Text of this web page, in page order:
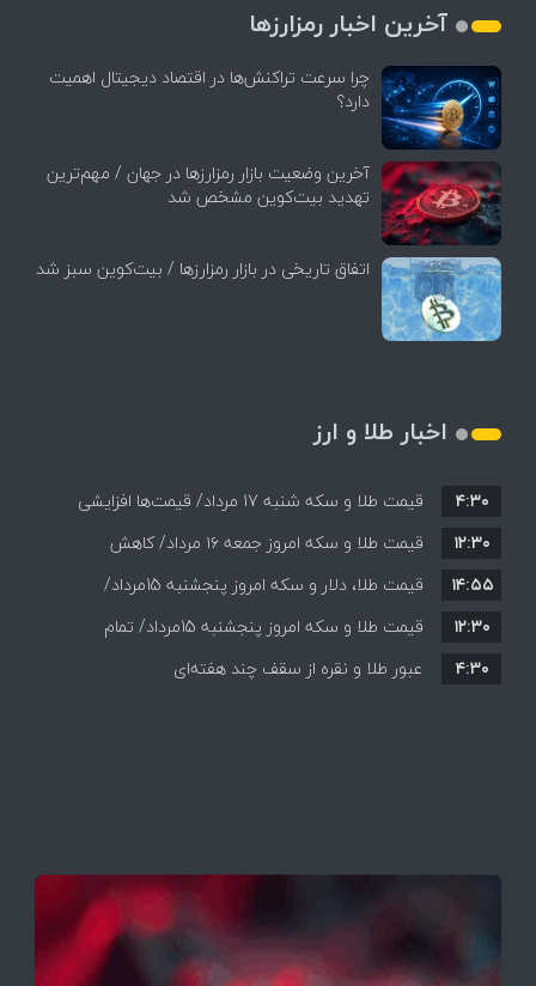
آخرین اخبار رمزارزها
چرا سرعت تراکنش‌ها در اقتصاد دیجیتال اهمیت
دارد؟
آخرین وضعیت بازار رمزارزها در جهان / مهم‌ترین
تهدید بیت‌کوین مشخص شد
اتفاق تاریخی در بازار رمزارزها / بیت‌کوین سبز شد
اخبار طلا و ارز
قیمت طلا و سکه شنبه 17 مرداد/ قیمت‌ها افزایشی
۴:۳۰
قیمت طلا و سکه امروز جمعه ۱۶ مرداد/ کاهش
قیمت ها+ جدول و جزییات
۱۲:۳۰
قیمت طلا، دلار و سکه امروز پنجشنبه 15مرداد/
افزایش قیمت ها + جدول
۱۴:۵۵
قیمت طلا و سکه امروز پنجشنبه 15مرداد/ تمام
قیمت ها بر مدار افزایش + جدول
۱۲:۳۰
عبور طلا و نقره از سقف چند هفته‌ای
۴:۳۰